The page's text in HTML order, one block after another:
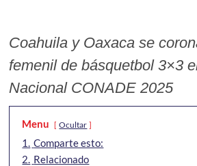
Coahuila y Oaxaca se
femenil de básquetbol 3×3
Nacional CONADE 2025
Menu Ocultar
1. Comparte esto:
2. Relacionado